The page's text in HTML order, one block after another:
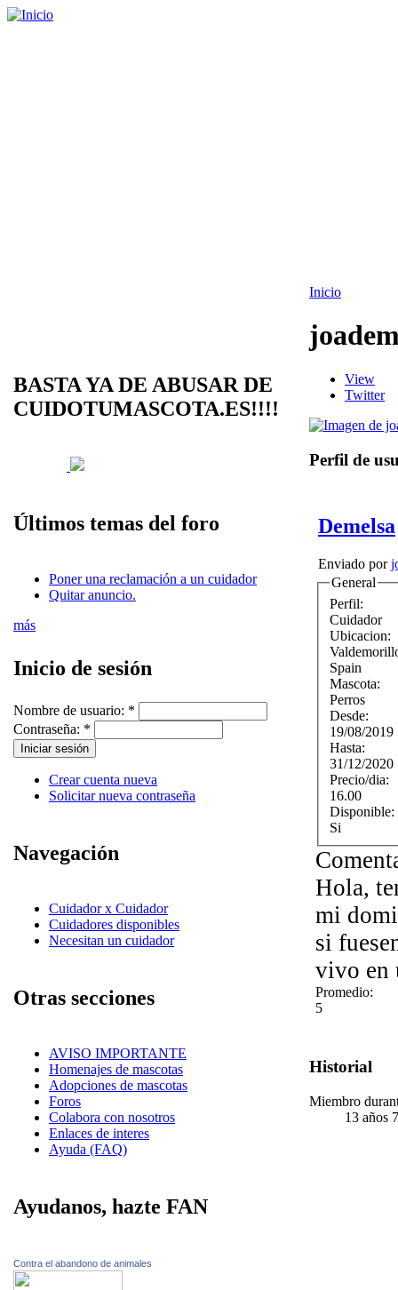
BASTA YA DE ABUSAR DE
CUIDOTUMASCOTA.ES!!!!
Últimos temas del foro
Poner una reclamación a un cuidador
Quitar anuncio.
más
Inicio de sesión
Nombre de usuario: *
Contraseña: *
Crear cuenta nueva
Solicitar nueva contraseña
Navegación
Cuidador x Cuidador
Cuidadores disponibles
Necesitan un cuidador
Otras secciones
AVISO IMPORTANTE
Homenajes de mascotas
Adopciones de mascotas
Foros
Colabora con nosotros
Enlaces de interes
Ayuda (FAQ)
Ayudanos, hazte FAN
Contra el abandono de animales
Inicio
View
Twitter
Perfil de
Demelsa
Enviado por
General
Perfil:
Cuidador
Ubicacion:
Spain
Mascota:
Perros
Desde:
19/08/2019
Hasta:
31/12/2020
Precio/dia:
16.00
Disponible:
Si
Hola,
mi
si
vivo en
Promedio:
5
Historial
Miembro
13 años